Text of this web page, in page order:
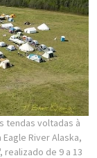
tendas voltadas à
River Alaska,
realizado de 9 a 13